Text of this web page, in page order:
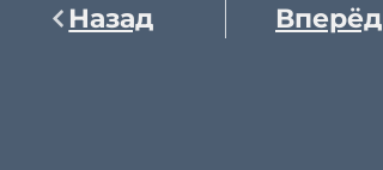
Назад Вперёд